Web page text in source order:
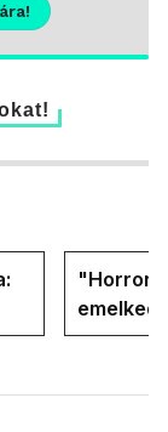
"Horror
oldalán